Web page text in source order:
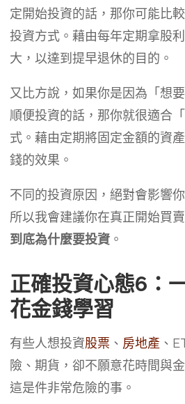
定開始投資的話，那你可能比
投資方式。藉由每年定期拿股
大，以達到提早退休的目的。
又比方說，如果你是因為「想
順便投資的話，那你就很適合
式。藉由定期將固定金額的資
錢的效果。
不同的投資原因，絕對會影響
所以我會建議你在真正開始買
到底為什麼要投資。
正確投資心態6：
花金錢學習
有些人想投資股票 、 房地產 、
險、期貨，卻不願意花時間與
這是件非常危險的事。